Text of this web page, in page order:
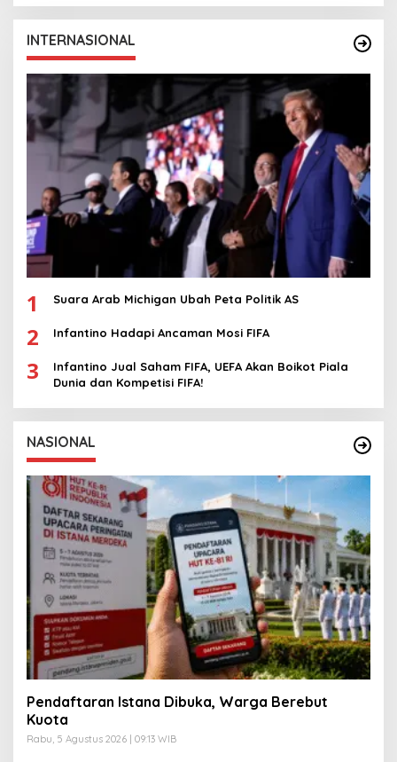
INTERNASIONAL
1 Suara Arab Michigan Ubah Peta Politik AS
2 Infantino Hadapi Ancaman Mosi FIFA
3
Infantino Jual Saham FIFA, UEFA Akan Boikot Piala
Dunia dan Kompetisi FIFA!
NASIONAL
Pendaftaran Istana Dibuka, Warga Berebut
Kuota
Rabu, 5 Agustus 2026 | 09:13 WIB